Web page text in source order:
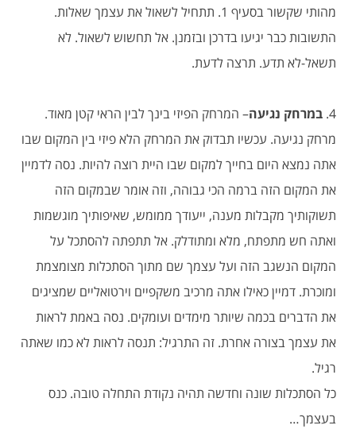
מהותי שקשור בסעיף 1. תתחיל לשאול את עצמך שאלות.
התשובות כבר יגיעו בדרכן ובזמנן. אל תחשוש לשאול. לא
תשאל-לא תדע. תרצה לדעת.
4. במרחק נגיעה– המרחק הפיזי בינך לבין הראי קטן מאוד.
מרחק נגיעה. עכשיו תבדוק את המרחק הלא פיזי בין המקום שבו
אתה נמצא היום בחייך למקום שבו היית רוצה להיות. נסה לדמיין
את המקום הזה ברמה הכי גבוהה, וזה אומר שבמקום הזה
תשוקותיך מקבלות מענה, ייעודך ממומש, שאיפותיך מוגשמות
ואתה חש מתפתח, מלא ומתודלק. אל תתפתה להסתכל על
המקום הנשגב הזה ועל עצמך שם מתוך הסתכלות מצומצמת
ומוכרת. דמיין כאילו אתה מרכיב משקפיים וירטואליים שמציגים
את הדברים בכמה שיותר מימדים ועומקים. נסה באמת לראות
את עצמך בצורה אחרת. זה התרגיל: תנסה לראות לא כמו שאתה
רגיל.
כל הסתכלות שונה וחדשה תהיה נקודת התחלה טובה. כנס
בעצמך…